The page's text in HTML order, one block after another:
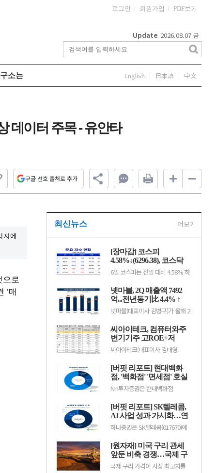
로그인 회원가입 PDF보기
Update 2026.08.07 금
소는 English 日本語 中文
데이터 주목 - 유안타
구글 선호 출처로 추가
에
로
‘매
최신뉴스 더보기
[장마감] 코스피
4.58%↓(6296.38), 코스닥
0.26%↑(801.67)
6일 코스피는 전일 대비 4.58% 하
이날 개인은 4조1084억원을 순매
수했고 외국인과 기관은 각각 4조
66억원, 2366억원을 순매도했다.
코스닥은 전일 대비 0.26% 오른
801.67포인트로 거래를 마쳤다. 개
억원을 순매수한 반면 외국인은
2923억원을 순매도했다.임정은
KB증권 연구원은 KB리서치 장...
넷마블, 2Q 매출액 7492
억...전년동기比 4.4% ↑
넷마블(대표이사 김병규)가 올해 2
분기 실적으로 매출액 7492억원,
영업이익 801억원을 기록했다고
지난 5일 밝혔다(K-IFRS 연결). 전
년동기대비 매출액은 4.4% 증가
했고, 영업이익은 20.8% 감소했
다.직전 분기와 비교하면 매출액과
늘어났으며, 현금창출능력을 나타
내는 상각전영업이익(EBITDA)은
1120억원으로 집계됐다....
씨아이테크, 컴퓨터와주
변기기주 고ROE+저
PER+저PBR 1위
씨아이테크(대표이사 김대영.
004920)가 8월 컴퓨터와주변기기
주 고ROE+저PER+저PBR 1위를
기록했다.버핏연구소 조사 결과 씨
아이테크가 8월 컴퓨터와주변기기
주 고ROE+저PER+저PBR 1위를
차지했으며, 아이디스홀딩스
이디피(332370)가 뒤를 이었다.씨
아이테크는 지난 1분기 매출액 66
억원, 영업손실 15억원으로 전년
동기대..
[버핏 리포트] 현대백화
점, '백화점' '면세점' 호실
적...지누스 실적 악화로
컨센 하회 - NH
NH투자증권은 현대백화점
적 악화로 2분기 연결 실적은 시장
기대치를 밑돌았지만, 본업인 백화
점과 면세점은 기대 수준의 호실적
을 이어갔다고 평가했다. 투자의견
‘매수’를 유지했으나 목표주가는
했다. 현대백화점의 전일 종가는
11만100원이다.주영훈 NH투자증
권 연.
[버핏 리포트] SK텔레콤,
AI 사업 성과 가시화…연
간 영업이익 2조원 기대 -
하나
하나증권은 SK텔레콤(017670)에
대해 인공지능(AI) 사업이 본격적
인 성장 국면에 진입하면서 실적과
배당 확대가 기대된다고 전망했다.
이에 투자의견 '매수(BUY)'와 목표
주가 14만원을 유지했다. SK텔레
콤의 전일종가는 9만3000원이다.
[원자재] 미국 구리 관세
앞둔 비축 경쟁…국제 구
리 가격 사상 최고치 경신
국제 구리 가격이 사상 최고치를